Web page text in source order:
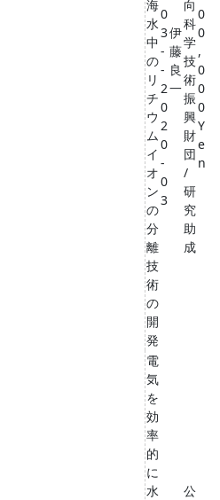
海
水
中
の
リ
チ
ウ
ム
イ
オ
ン
の
分
離
技
術
の
開
発
0
3
-
-
2
0
2
0
-
0
3
伊
藤
良
一
向
科
学
技
術
振
興
財
団
/
研
究
助
成
0
0
,
0
0
0
Y
e
n
電
気
を
効
率
的
に
水
公